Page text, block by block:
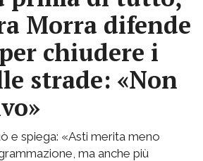
Morra difende
chiudere i
strade: «Non
e spiega: «Asti merita meno
ma anche più